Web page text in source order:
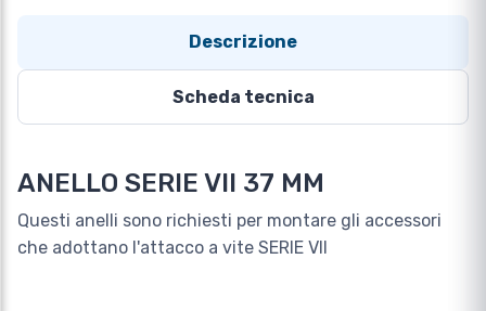
Descrizione
Scheda tecnica
ANELLO SERIE VII 37 MM
Questi anelli sono richiesti per montare gli accessori
che adottano l'attacco a vite SERIE VII